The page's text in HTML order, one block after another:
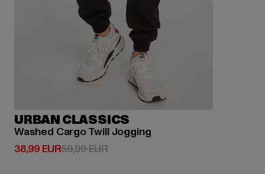
URBAN CLASSICS
Washed Cargo Twill Jogging
38,99 EUR
Derzeitiger Preis: 38,99 EUR
59,99 EURAktionspreis: 59,99 EUR